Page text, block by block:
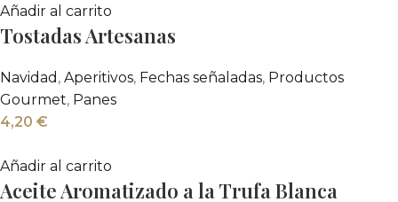
Añadir al carrito
Tostadas Artesanas
Navidad , Aperitivos, Fechas señaladas, Productos
Gourmet, Panes
4,20 €
Añadir al carrito
Aceite Aromatizado a la Trufa Blanca